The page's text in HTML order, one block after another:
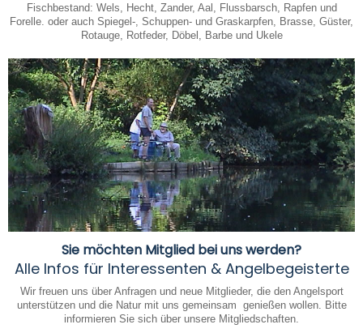
Fischbestand: Wels, Hecht, Zander, Aal, Flussbarsch, Rapfen und
Forelle. oder auch Spiegel-, Schuppen- und Graskarpfen, Brasse, Güster,
Rotauge, Rotfeder, Döbel, Barbe und Ukele
Sie möchten Mitglied bei uns werden?
Alle Infos für Interessenten & Angelbegeisterte
Wir freuen uns über Anfragen und neue Mitglieder, die den Angelsport
unterstützen und die Natur mit uns gemeinsam genießen wollen. Bitte
informieren Sie sich über unsere Mitgliedschaften.